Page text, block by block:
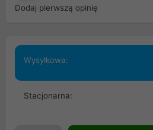
Dodaj pierwszą opinię
Wysyłkowa:
Stacjonarna: